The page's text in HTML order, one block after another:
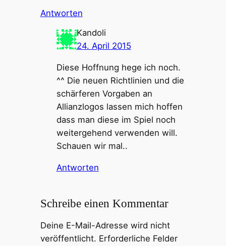
Antworten
Kandoli
24. April 2015
Diese Hoffnung hege ich noch.
^^ Die neuen Richtlinien und die
schärferen Vorgaben an
Allianzlogos lassen mich hoffen
dass man diese im Spiel noch
weitergehend verwenden will.
Schauen wir mal..
Antworten
Schreibe einen Kommentar
Deine E-Mail-Adresse wird nicht
veröffentlicht. Erforderliche Felder